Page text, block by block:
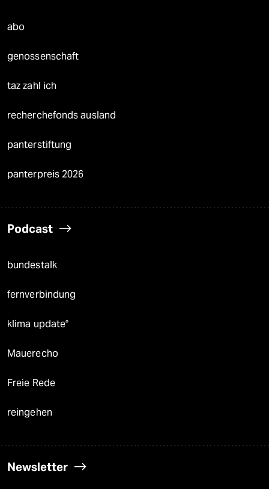
abo
genossenschaft
taz zahl ich
recherchefonds ausland
panterstiftung
panterpreis 2026
Podcast
bundestalk
fernverbindung
klima update°
Mauerecho
Freie Rede
reingehen
Newsletter